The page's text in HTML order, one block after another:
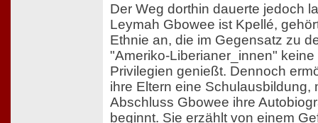
Der Weg dorthin dauerte jedoch
Leymah Gbowee ist Kpellé,
Ethnie an, die im Gegensatz zu
"Ameriko-Liberianer_innen"
Privilegien genießt. Dennoch
ihre Eltern eine Schulausbildung,
Abschluss Gbowee ihre
beginnt. Sie erzählt von einem